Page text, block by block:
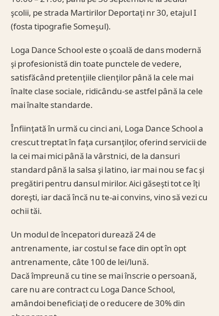
şcolii, pe strada Martirilor Deportaţi nr 30, etajul I
(fosta tipografie Someşul).
Loga Dance School este o şcoală de dans modernă
şi profesionistă din toate punctele de vedere,
satisfăcând pretenţiile clienţilor până la cele mai
înalte clase sociale, ridicându-se astfel până la cele
mai înalte standarde.
Înfiinţată în urmă cu cinci ani, Loga Dance School a
crescut treptat în faţa cursanţilor, oferind servicii de
la cei mai mici până la vârstnici, de la dansuri
standard până la salsa şi latino, iar mai nou se fac şi
pregătiri pentru dansul mirilor. Aici găseşti tot ce îţi
doreşti, iar dacă încă nu te-ai convins, vino să vezi cu
ochii tăi.
Un modul de începatori durează 24 de
antrenamente, iar costul se face din opt în opt
antrenamente, câte 100 de lei/lună.
Dacă împreună cu tine se mai înscrie o persoană,
care nu are contract cu Loga Dance School,
amândoi beneficiaţi de o reducere de 30% din